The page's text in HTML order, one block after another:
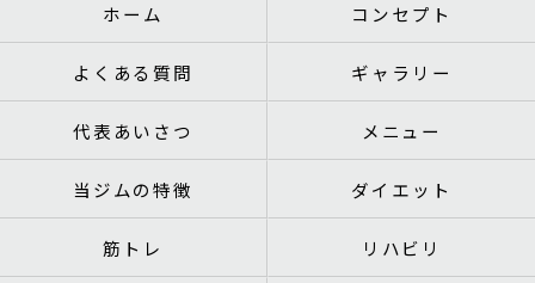
ホーム コンセプト
よくある質問 ギャラリー
代表あいさつ メニュー
当ジムの特徴 ダイエット
筋トレ リハビリ